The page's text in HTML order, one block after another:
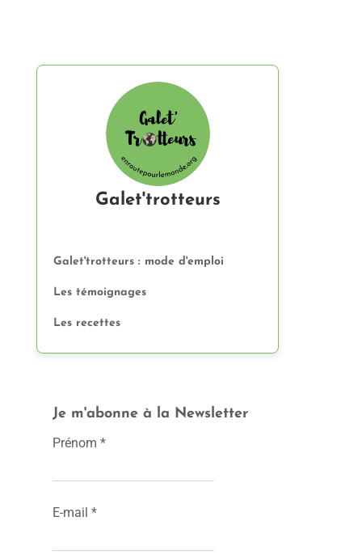
Galet'trotteurs
Galet'trotteurs : mode d'emploi
Les témoignages
Les recettes
Je m'abonne à la Newsletter
Prénom *
E-mail *